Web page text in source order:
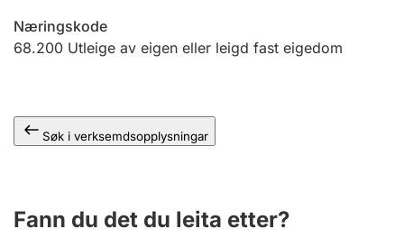
Næringskode
68.200 Utleige av eigen eller leigd fast eigedom
Søk i verksemdsopplysningar
Fann du det du leita etter?